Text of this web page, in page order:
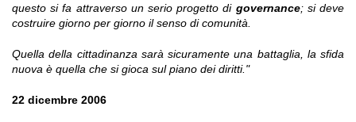
questo si fa attraverso un serio progetto di governance; si deve
costruire giorno per giorno il senso di comunità.
Quella della cittadinanza sarà sicuramente una battaglia, la sfida
nuova è quella che si gioca sul piano dei diritti."
22 dicembre 2006